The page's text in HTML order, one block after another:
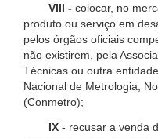
VIII - colocar, no
produto ou serviço em
pelos órgãos oficiais
não existirem, pela
Técnicas ou outra
Nacional de Metrologia,
(Conmetro);
IX - recusar a venda